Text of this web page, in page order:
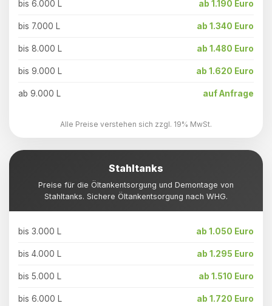
bis 6.000 L ab 1.190 Euro
bis 7.000 L ab 1.340 Euro
bis 8.000 L ab 1.480 Euro
bis 9.000 L ab 1.620 Euro
ab 9.000 L auf Anfrage
Alle Preise verstehen sich zzgl. 19% MwSt.
Stahltanks
Preise für die Öltankentsorgung und Demontage von
Stahltanks. Sichere Öltankentsorgung nach WHG.
bis 3.000 L ab 1.050 Euro
bis 4.000 L ab 1.295 Euro
bis 5.000 L ab 1.510 Euro
bis 6.000 L ab 1.720 Euro